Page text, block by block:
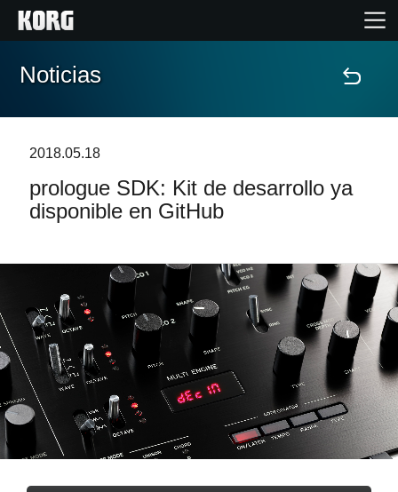
Inicio
Características
Localizador de Tiendas
Noticias
Ubicación
Noticias
2018.05.18
prologue SDK: Kit de desarrollo ya
disponible en GitHub